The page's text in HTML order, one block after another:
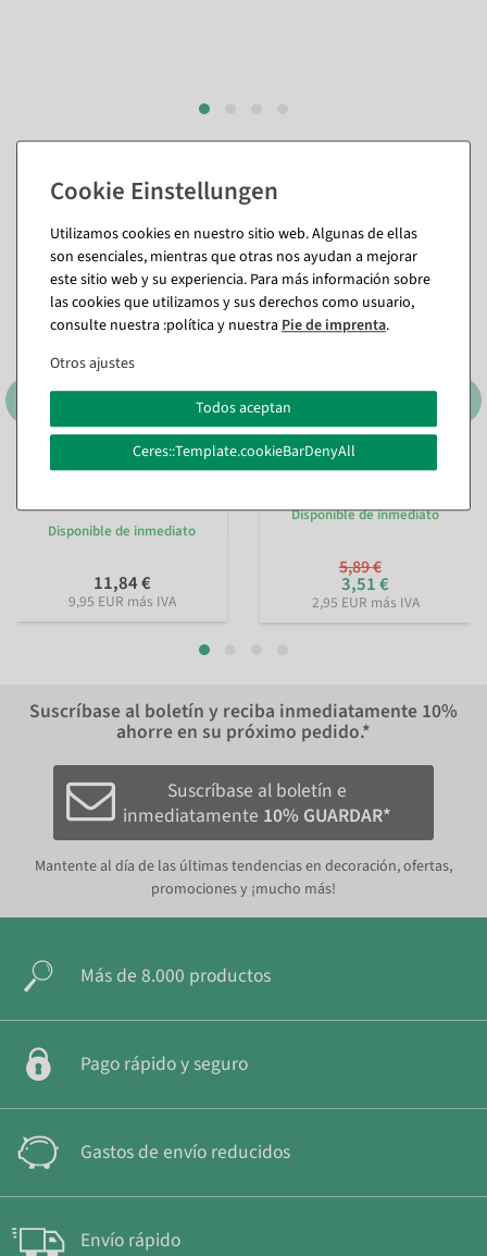
También te puede gustar (8)
Cinta de regalo sostenible
m
Disponible de inmediato
11,84 €
9,95 EUR más IVA
Collar de perlas rojo 1000
Disponible de inmediato
5,89 €
3,51 €
2,95 EUR más IVA
Suscríbase al boletín y reciba inmediatamente 10%
ahorre en su próximo pedido.*
Suscríbase al boletín e
inmediatamente 10% GUARDAR*
Mantente al día de las últimas tendencias en decoración, ofertas,
promociones y ¡mucho más!
Más de 8.000 productos
Pago rápido y seguro
Gastos de envío reducidos
Envío rápido
Utilizamos cookies en nuestro sitio web. Algunas de ellas
son esenciales, mientras que otras nos ayudan a mejorar
este sitio web y su experiencia. Para más información sobre
las cookies que utilizamos y sus derechos como usuario,
consulte nuestra :política y nuestra Pie de imprenta.
Otros ajustes
Todos aceptan
Ceres::Template.cookieBarDenyAll